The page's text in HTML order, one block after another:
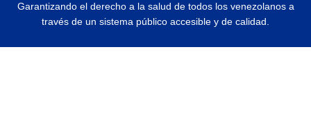
Garantizando el derecho a la salud de todos los venezolanos a
través de un sistema público accesible y de calidad.